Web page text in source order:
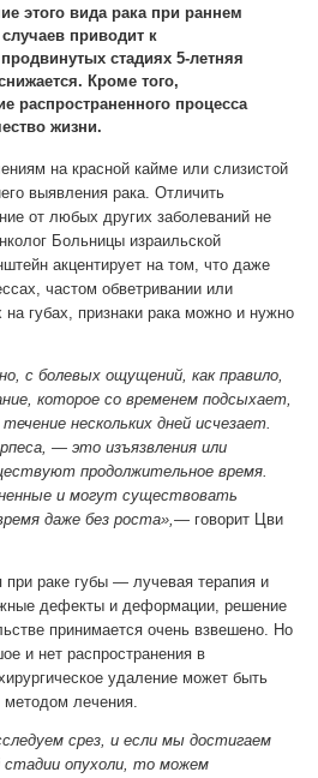
этого вида рака при раннем
приводит к
стадиях 5-летняя
Кроме того,
распространенного процесса
жизни.
на красной кайме или слизистой
выявления рака. Отличить
от любых других заболеваний не
Больницы израильской
акцентирует на том, что даже
частом обветривании или
на губах, признаки рака можно и нужно
с болевых ощущений, как правило,
которое со временем подсыхает,
нескольких дней исчезает.
— это изъязвления или
продолжительное время.
и могут существовать
даже без роста»,— говорит Цви
раке губы — лучевая терапия и
дефекты и деформации, решение
принимается очень взвешено. Но
и нет распространения в
удаление может быть
лечения.
срез, и если мы достигаем
стадии опухоли, то можем